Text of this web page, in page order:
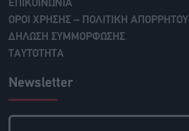
ΕΠΙΚΟΙΝΩΝΙΑ
ΟΡΟΙ ΧΡΗΣΗΣ – ΠΟΛΙΤΙΚΗ ΑΠΟΡΡΗΤΟΥ
ΔΗΛΩΣΗ ΣΥΜΜΟΡΦΩΣΗΣ
ΤΑΥΤΟΤΗΤΑ
Newsletter